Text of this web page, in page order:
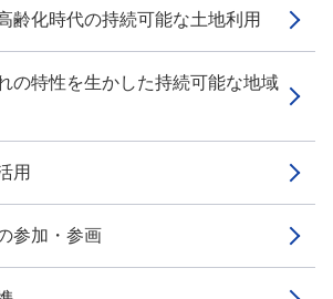
化時代の持続可能な土地利用
特性を生かした持続可能な地域
用
参加・参画